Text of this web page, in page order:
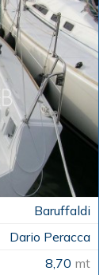
Baruffaldi
Dario Peracca
8,70 mt